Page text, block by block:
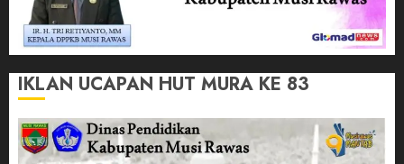
IKLAN UCAPAN HUT MURA KE 83